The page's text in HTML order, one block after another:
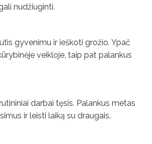
nudžiuginti.
gyvenimu ir ieškoti grožio. Ypač
veikloje, taip pat palankus
darbai tęsis. Palankus metas
ir leisti laiką su draugais.